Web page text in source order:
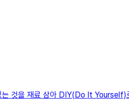
것을 재료 삼아 DIY(Do It Yourself)